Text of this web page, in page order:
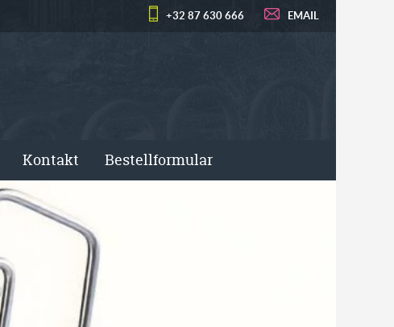
+32 87 630 666 EMAIL
Kontakt Bestellformular